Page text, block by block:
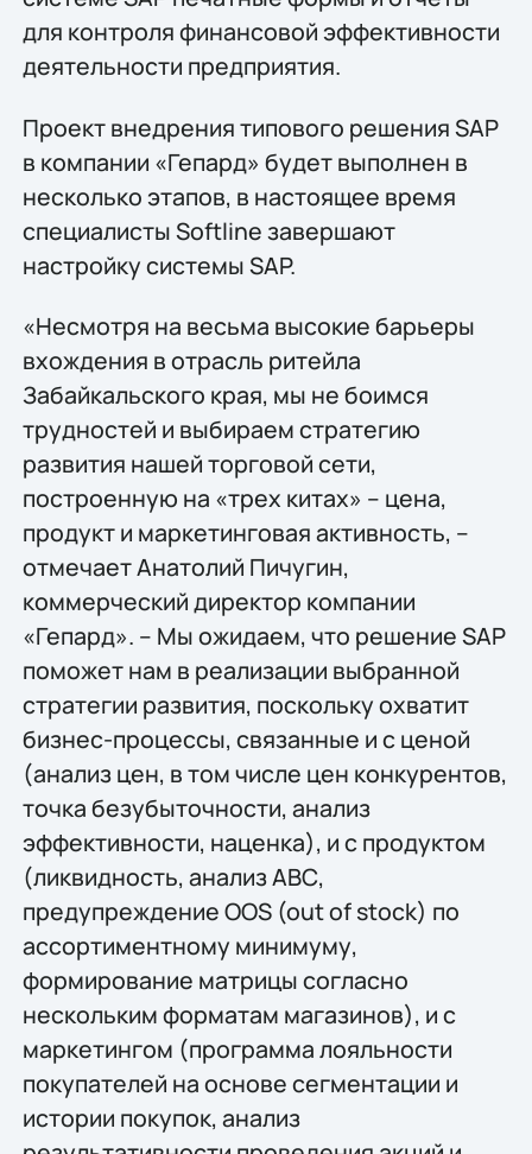
для контроля финансовой эффективности
деятельности предприятия.
Проект внедрения типового решения SAP
в компании «Гепард» будет выполнен в
несколько этапов, в настоящее время
специалисты Softline завершают
настройку системы SAP.
«Несмотря на весьма высокие барьеры
вхождения в отрасль ритейла
Забайкальского края, мы не боимся
трудностей и выбираем стратегию
развития нашей торговой сети,
построенную на «трех китах» – цена,
продукт и маркетинговая активность, –
отмечает Анатолий Пичугин,
коммерческий директор компании
«Гепард». – Мы ожидаем, что решение SAP
поможет нам в реализации выбранной
стратегии развития, поскольку охватит
бизнес-процессы, связанные и с ценой
(анализ цен, в том числе цен конкурентов,
точка безубыточности, анализ
эффективности, наценка), и с продуктом
(ликвидность, анализ АВС,
предупреждение OOS (out of stock) по
ассортиментному минимуму,
формирование матрицы согласно
нескольким форматам магазинов), и с
маркетингом (программа лояльности
покупателей на основе сегментации и
истории покупок, анализ